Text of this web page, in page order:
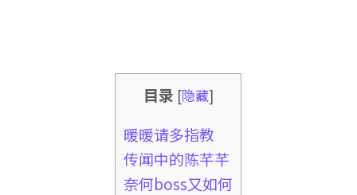
目录 [隐藏]
暖暖请多指教
传闻中的陈芊芊
奈何boss又如何